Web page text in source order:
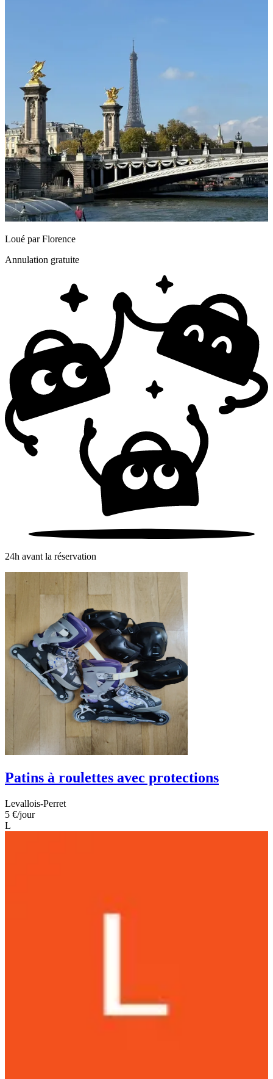
Loué parFlorence
Annulation gratuite
24h avant la réservation
Patins à roulettes avec protections
Levallois-Perret
5 €/jour
L